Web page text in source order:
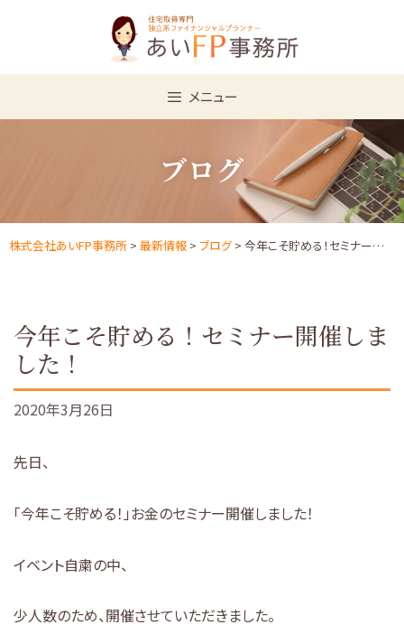
メニュー
ブログ
株式会社あいFP事務所 > 最新情報 > ブログ > 今年こそ貯める！セミナー開催しました！
今年こそ貯める！セミナー開催しま
した！
2020年3月26日
先日、
「今年こそ貯める！」お金のセミナー開催しました！
イベント自粛の中、
少人数のため、開催させていただきました。